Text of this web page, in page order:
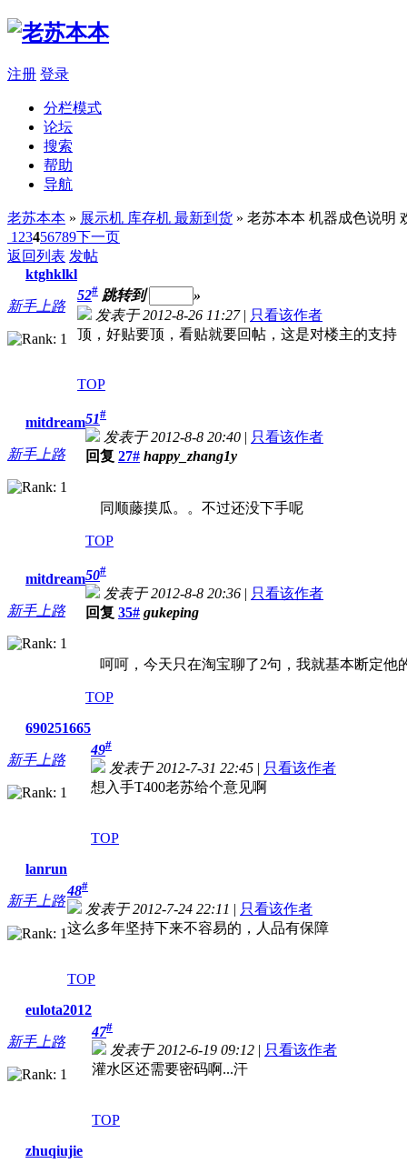
注册 登录
分栏模式
论坛
搜索
帮助
导航
老苏本本 » 展示机 库存机 最新到货 » 老苏本本 机器成色说明
1 23456789下一页
返回列表 发帖
ktghklkl
新手上路
52# 跳转到
»
发表于 2012-8-26 11:27| 只看该作者
顶，好贴要顶，看贴就要回帖，这是对楼主的支持
TOP
mitdream
新手上路
51#
发表于 2012-8-8 20:40 | 只看该作者
回复 27# happy_zhang1y
同顺藤摸瓜。。不过还没下手呢
TOP
mitdream
新手上路
50#
发表于 2012-8-8 20:36 | 只看该作者
回复 35# gukeping
呵呵，今天只在淘宝聊了2句，我就基本断定他
TOP
690251665
新手上路
49#
发表于 2012-7-31 22:45 | 只看该作者
想入手T400老苏给个意见啊
TOP
lanrun
新手上路
48#
发表于 2012-7-24 22:11 | 只看该作者
这么多年坚持下来不容易的，人品有保障
TOP
eulota2012
新手上路
47#
发表于 2012-6-19 09:12 | 只看该作者
灌水区还需要密码啊...汗
TOP
zhuqiujie